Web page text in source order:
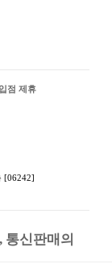
입점 제휴
[06242]
통신판매의